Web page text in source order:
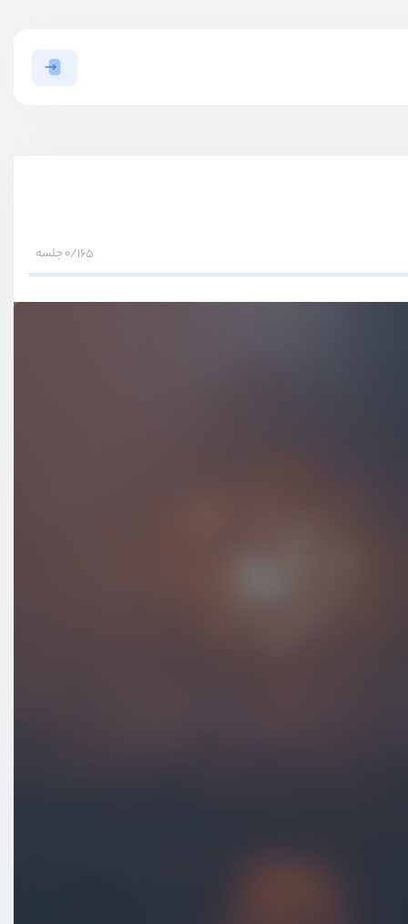
0/165 جلسه